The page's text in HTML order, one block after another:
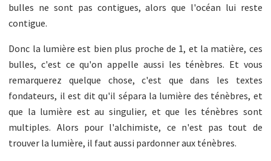
bulles ne sont pas contigues, alors que l'océan lui reste
contigue.
Donc la lumière est bien plus proche de 1, et la matière, ces
bulles, c'est ce qu'on appelle aussi les ténèbres. Et vous
remarquerez quelque chose, c'est que dans les textes
fondateurs, il est dit qu'il sépara la lumière des ténèbres, et
que la lumière est au singulier, et que les ténèbres sont
multiples. Alors pour l'alchimiste, ce n'est pas tout de
trouver la lumière, il faut aussi pardonner aux ténèbres.